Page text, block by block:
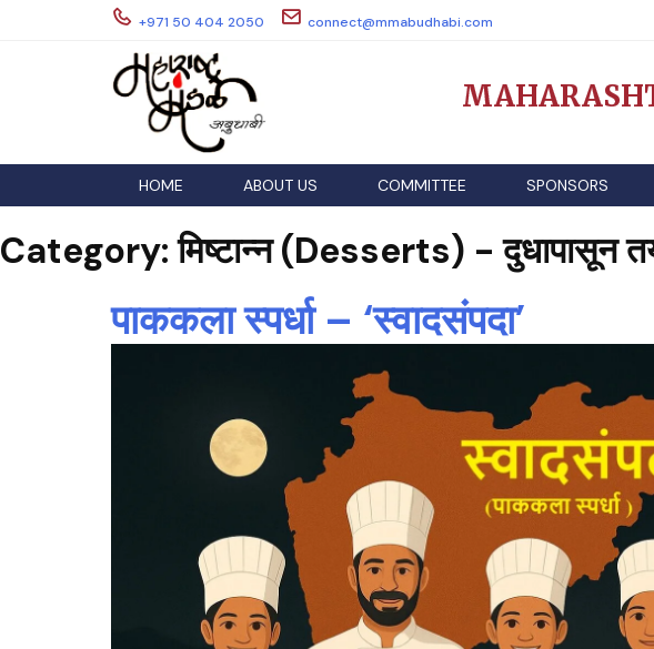
+971 50 404 2050 connect@mmabudhabi.com
HOME ABOUT US COMMITTEE SPONSORS
Category:मिष्टान्न (Desserts) -
पाककला स्पर्धा – ‘स्वादसंपदा’